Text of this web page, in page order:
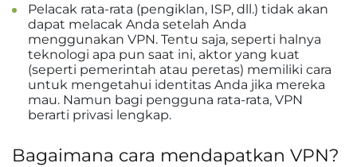
Pelacak rata-rata (pengiklan, ISP, dll.) tidak akan
dapat melacak Anda setelah Anda
menggunakan VPN. Tentu saja, seperti halnya
teknologi apa pun saat ini, aktor yang kuat
(seperti pemerintah atau peretas) memiliki cara
untuk mengetahui identitas Anda jika mereka
mau. Namun bagi pengguna rata-rata, VPN
berarti privasi lengkap.
Bagaimana cara mendapatkan VPN?